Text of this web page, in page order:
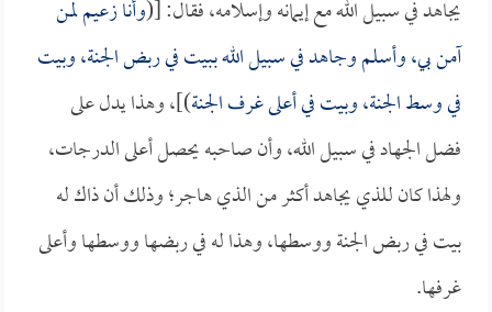
يجاهد في سبيل الله مع إيمانه وإسلامه، فقال: [(وأنا زعيم لمن
آمن بي، وأسلم وجاهد في سبيل الله ببيت في ربض الجنة، وبيت
في وسط الجنة، وبيت في أعلى غرف الجنة)]، وهذا يدل على
فضل الجهاد في سبيل الله، وأن صاحبه يحصل أعلى الدرجات،
ولهذا كان للذي يجاهد أكثر من الذي هاجر؛ وذلك أن ذاك له
بيت في ربض الجنة ووسطها، وهذا له في ربضها ووسطها وأعلى
غرفها.